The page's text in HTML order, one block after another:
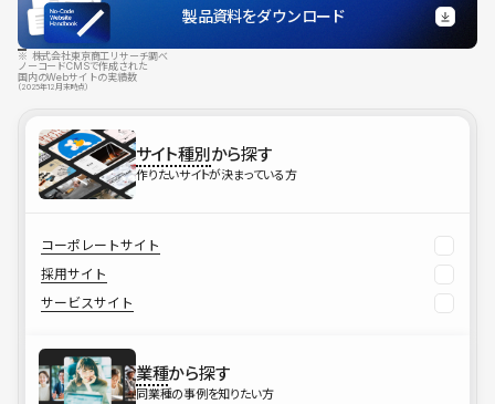
製品資料をダウンロード
※ 株式会社東京商工リサーチ調べ
ノーコードCMSで作成された
国内のWebサイトの実績数
（2025年12月末時点）
サイト種別から探す
作りたいサイトが決まっている方
コーポレートサイト
採用サイト
サービスサイト
業種から探す
同業種の事例を知りたい方